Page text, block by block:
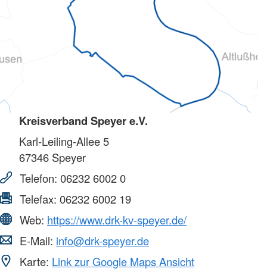
Kreisverband Speyer e.V.
Karl-Leiling-Allee 5
67346 Speyer
Telefon: 06232 6002 0
Telefax: 06232 6002 19
Web: https://www.drk-kv-speyer.de/
E-Mail: info@drk-speyer.de
Karte: Link zur Google Maps Ansicht